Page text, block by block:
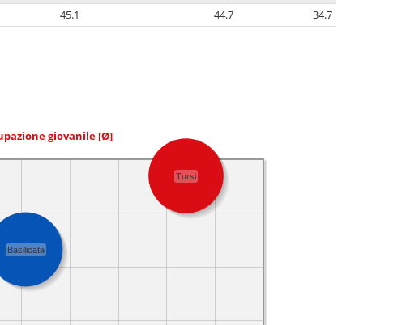
45.1 44.7 34.7
giovanile [Ø]
Tursi
Basilicata